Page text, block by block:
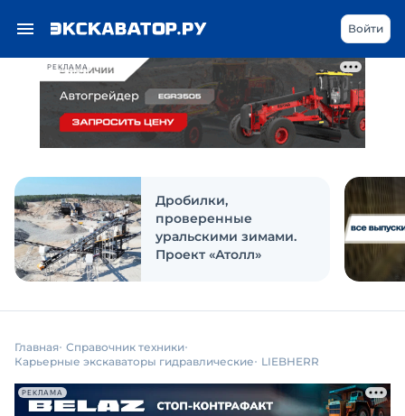
РЕКЛАМА
Войти
Дробилки,
проверенные
уральскими зимами.
Проект «Атолл»
Главная Справочник техники
Карьерные экскаваторы гидравлические
LIEBHERR
РЕКЛАМА